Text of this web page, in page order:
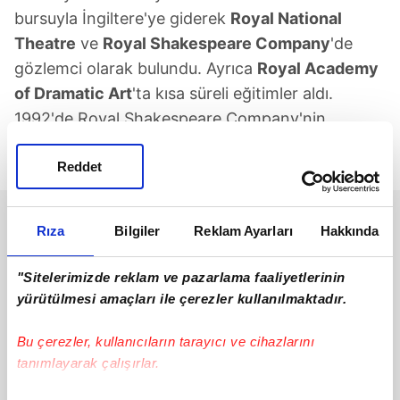
Rıza Bilgiler Reklam Ayarları Hakkında
"Sitelerimizde reklam ve pazarlama faaliyetlerinin
yürütülmesi amaçları ile çerezler kullanılmaktadır.
Bu çerezler, kullanıcıların tarayıcı ve cihazlarını
tanımlayarak çalışırlar.
Reddet
bursuyla İngiltere'ye giderek Royal National
Theatre ve Royal Shakespeare Company'de
gözlemci olarak bulundu. Ayrıca Royal Academy
of Dramatic Art'ta kısa süreli eğitimler aldı.
1992'de Royal Shakespeare Company'nin
davetlisi olarakStratford-upon-Avon
düzenlenen ses ve nefes seminerlerine katıldı.